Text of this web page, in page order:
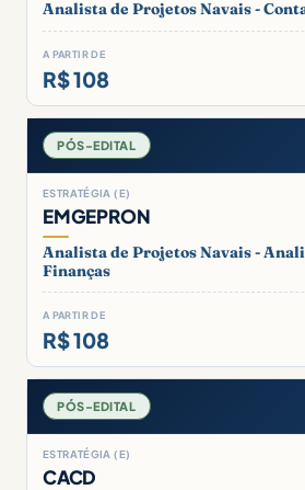
Analista de Projetos Navais -
A PARTIR DE
R$ 108
PÓS-EDITAL
ESTRATÉGIA (E)
EMGEPRON
Analista de Projetos Navais -
Finanças
A PARTIR DE
R$ 108
PÓS-EDITAL
ESTRATÉGIA (E)
CACD